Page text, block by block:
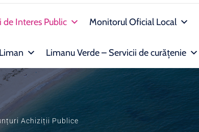
Interes Public Monitorul Oficial Local
Limanu Verde – Servicii de curățenie
Achiziții Publice